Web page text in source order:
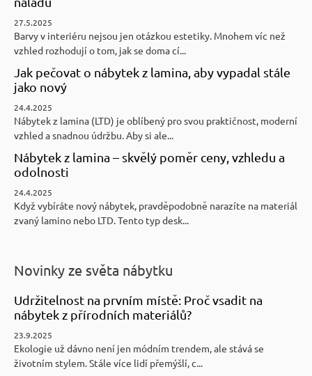
27.5.2025
Barvy v interiéru nejsou jen otázkou estetiky. Mnohem víc než
vzhled rozhodují o tom, jak se doma cí...
Jak pečovat o nábytek z lamina, aby vypadal stále
jako nový
24.4.2025
Nábytek z lamina (LTD) je oblíbený pro svou praktičnost, moderní
vzhled a snadnou údržbu. Aby si ale...
Nábytek z lamina – skvělý poměr ceny, vzhledu a
odolnosti
24.4.2025
Když vybíráte nový nábytek, pravděpodobně narazíte na materiál
zvaný lamino nebo LTD. Tento typ desk...
Novinky ze světa nábytku
Udržitelnost na prvním místě: Proč vsadit na
nábytek z přírodních materiálů?
23.9.2025
Ekologie už dávno není jen módním trendem, ale stává se
životním stylem. Stále více lidí přemýšlí, c...